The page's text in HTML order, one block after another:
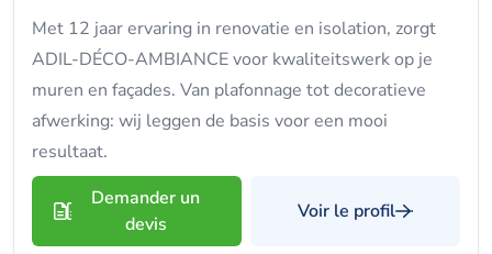
Met 12 jaar ervaring in renovatie en isolation, zorgt
ADIL-DÉCO-AMBIANCE voor kwaliteitswerk op je
muren en façades. Van plafonnage tot decoratieve
afwerking: wij leggen de basis voor een mooi
resultaat.
Demander un
devis
Voir le profil